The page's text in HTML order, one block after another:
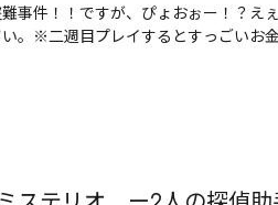
事件！！ですが、ぴょおぉー！？
。※二週目プレイするとすっごいお金